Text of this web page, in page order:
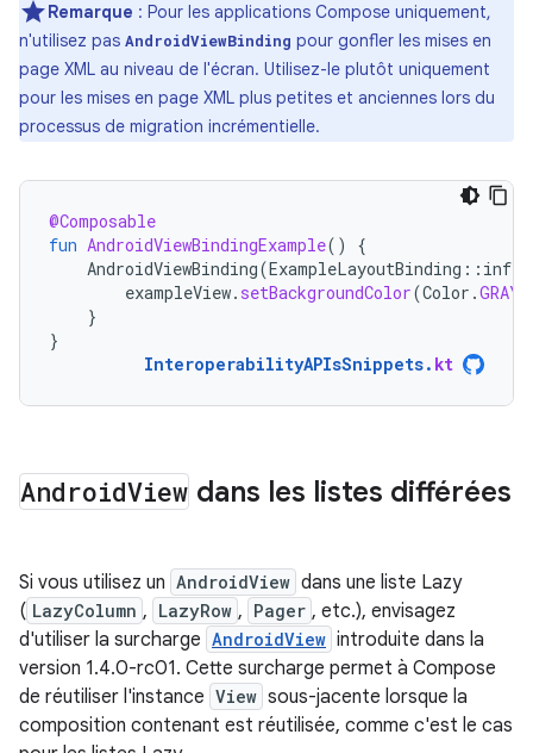
Remarque : Pour les applications Compose uniquement,
n'utilisez pas AndroidViewBinding pour gonfler les mises en
page XML au niveau de l'écran. Utilisez-le plutôt uniquement
pour les mises en page XML plus petites et anciennes lors du
processus de migration incrémentielle.
@Composable
fun AndroidViewBindingExample()
{
AndroidViewBinding(ExampleLayoutBinding ::
exampleView. setBackgroundColor(Color .GRAY
}
}
InteroperabilityAPIsSnippets. kt
AndroidView dans les listes différées
Si vous utilisez un AndroidView dans une liste Lazy
( LazyColumn , LazyRow , Pager , etc.), envisagez
d'utiliser la surcharge AndroidView introduite dans la
version 1.4.0-rc01. Cette surcharge permet à Compose
de réutiliser l'instance View sous-jacente lorsque la
composition contenant est réutilisée, comme c'est le cas